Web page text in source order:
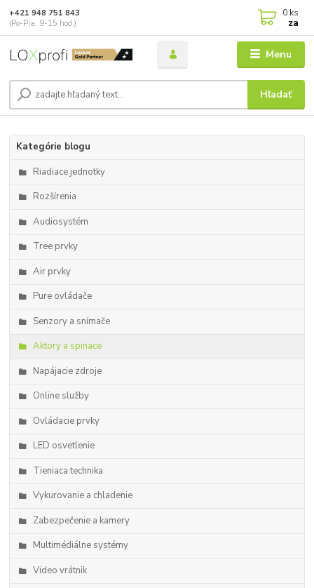
Menu
Hľadať
+421 948 751 843
(Po-Pia, 9-15 hod.)
0 ks
za
Kategórie blogu
Riadiace jednotky
Rozšírenia
Audiosystém
Tree prvky
Air prvky
Pure ovládače
Senzory a snímače
Aktory a spinace
Napájacie zdroje
Online služby
Ovládacie prvky
LED osvetlenie
Tieniaca technika
Vykurovanie a chladenie
Zabezpečenie a kamery
Multimédiálne systémy
Video vrátnik